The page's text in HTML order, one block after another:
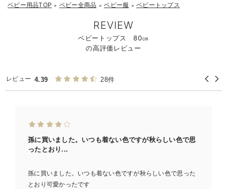
ベビー用品TOP ＞ ベビー全商品 ＞ ベビー服 ＞ ベビートップス
REVIEW
ベビートップス 80㎝
の高評価レビュー
レビュー 4.39 28件
孫に買いました。いつも着ない色ですが秋らしい色で思
ったとおり...
孫に買いました。いつも着ない色ですが秋らしい色で思った
とおり可愛かったです